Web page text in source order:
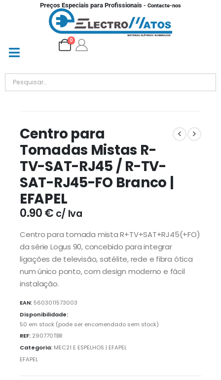
Preços Especiais para Profissionais - Contacte-nos
0
Centro para
Tomadas Mistas R-
TV-SAT-RJ45 / R-TV-
SAT-RJ45-FO Branco |
EFAPEL
0.90€ c/ Iva
Centro para tomada mista R+TV+SAT+RJ45(+FO)
da série Logus 90, concebido para integrar
ligações de televisão, satélite, rede e fibra ótica
num único ponto, com design moderno e fácil
instalação.
EAN: 5603011573003
Disponibilidade:
50 em stock (pode ser encomendado sem stock)
REF: 290770TBR
Categoria: MEC21 E ESPELHOS | EFAPEL
EFAPEL